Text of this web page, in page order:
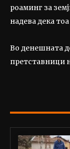
роаминг за
надева дека
Во денешната
претставници